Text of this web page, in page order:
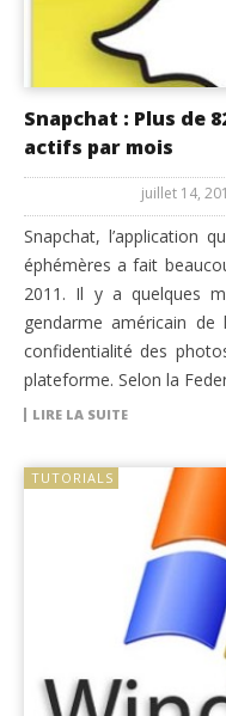
Snapchat : Plus de
actifs par mois
juillet 14,
Snapchat, l’application
éphémères a fait
2011. Il y a quelques
gendarme américain
confidentialité des
plateforme. Selon la
LIRE LA SUITE
TUTORIALS